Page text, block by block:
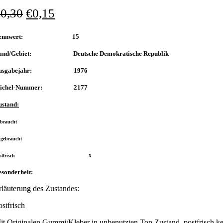
0,30 €0,15
15
Gebiet: Deutsche Demokratische Republik
1976
Nummer: 2177
X
des Zustandes: